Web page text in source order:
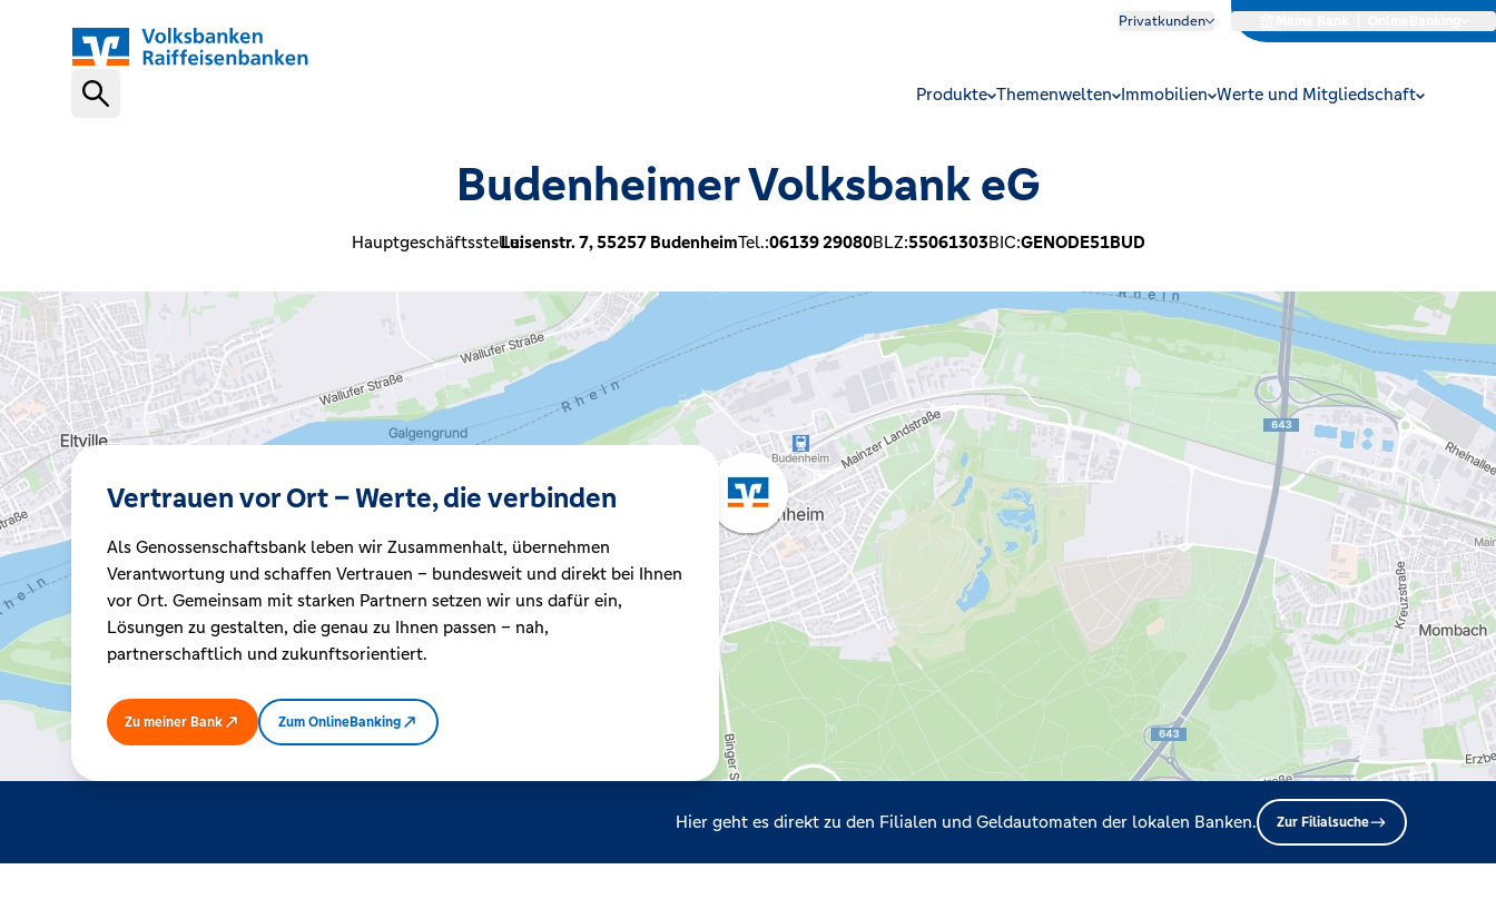
Privatkunden
VR Banking App
Kreditrechner
Immobilien
Produkte Themenwelten Immobilien Werte und Mitgliedschaft
Budenheimer Volksbank eG
Hauptgeschäftsstelle:Luisenstr. 7,55257 BudenheimTel.:06139 29080BLZ:55061303BIC:GENODE51BUD
Vertrauen vor Ort – Werte, die verbinden
Als Genossenschaftsbank leben wir Zusammenhalt, übernehmen
Verantwortung und schaffen Vertrauen – bundesweit und direkt bei Ihnen
vor Ort. Gemeinsam mit starken Partnern setzen wir uns dafür ein,
Lösungen zu gestalten, die genau zu Ihnen passen – nah,
partnerschaftlich und zukunftsorientiert.
Zu meiner Bank Zum OnlineBanking
Hier geht es direkt zu den Filialen und Geldautomaten der lokalen Banken. Zur Filialsuche